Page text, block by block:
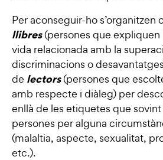
Per aconseguir-ho s’organitzen
llibres(persones que expliquen
vida relacionada amb la
discriminacions o
de lectors(persones que
amb respecte i diàleg) per
enllà de les etiquetes que
persones per alguna
(malaltia, aspecte, sexualitat,
etc.).